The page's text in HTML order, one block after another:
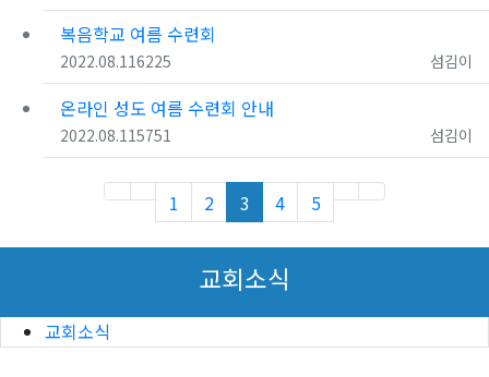
복음학교 여름 수련회
등록자
섬김이
등록일
2022.08.11조회
6225
온라인 성도 여름 수련회 안내
등록자
섬김이
등록일
2022.08.11 조회
5751
(first) 1 2 3(current)
4 5 (next)(last)
교회소식
교회소식